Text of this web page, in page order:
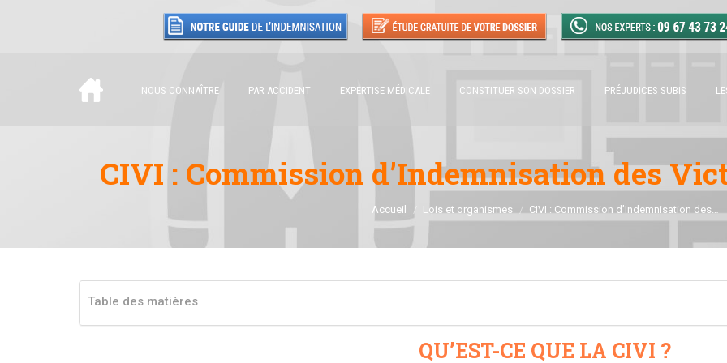
NOUS CONNAÎTRE PAR ACCIDENT EXPERTISE MÉDICALE CONSTITUER SON DOSSIER PRÉJUDICES SUBIS
CIVI : Commission d’Indemnisation des
Vous êtes ici :
Accueil Lois et organismes CIVI : Commission d’Indemnisation des…
Table des matières
QU’EST-CE QUE LA CIVI ?